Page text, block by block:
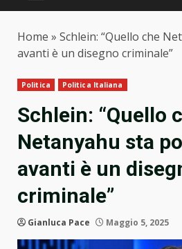
Home » Schlein: “Quello che
avanti è un disegno criminale”
Politica Politica Italiana
Schlein: “Quello
Netanyahu sta
avanti è un
criminale”
Gianluca Pace Maggio 5, 2025